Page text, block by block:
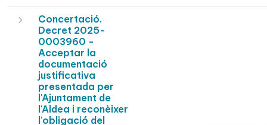
Concertació.
Decret 2025-
0003960 -
Acceptar la
documentació
justificativa
presentada per
l'Ajuntament de
l'Aldea i reconèixer
l'obligació del